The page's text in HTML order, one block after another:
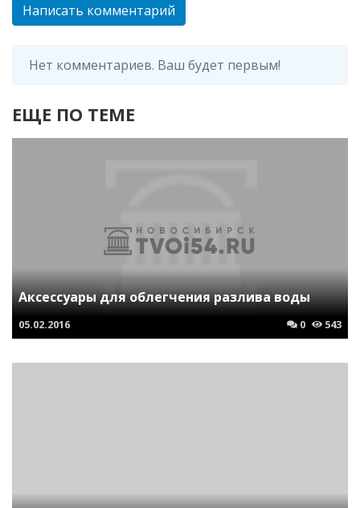
Написать комментарий
Нет комментариев. Ваш будет первым!
ЕЩЕ ПО ТЕМЕ
Аксессуары для облегчения разлива воды
05.02.2016 0 543